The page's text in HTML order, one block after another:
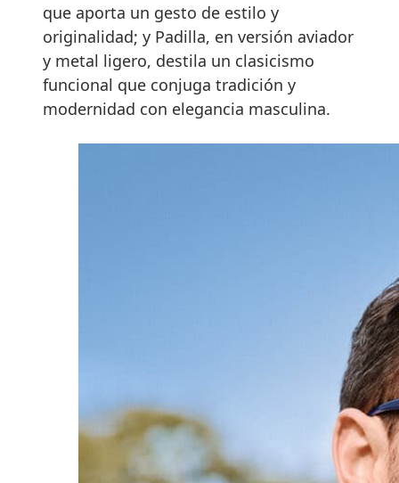
que aporta un gesto de estilo y
originalidad; y Padilla, en versión aviador
y metal ligero, destila un clasicismo
funcional que conjuga tradición y
modernidad con elegancia masculina.